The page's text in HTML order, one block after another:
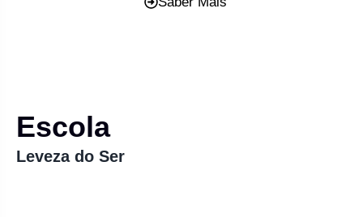
Escola
Leveza do Ser